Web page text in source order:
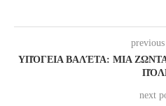
ΥΠΌΓΕΙΑ ΒΑΛΈΤΑ: ΜΙΑ
next